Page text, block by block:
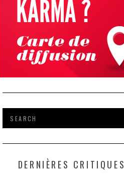
DERNIÈRES CRITIQUES